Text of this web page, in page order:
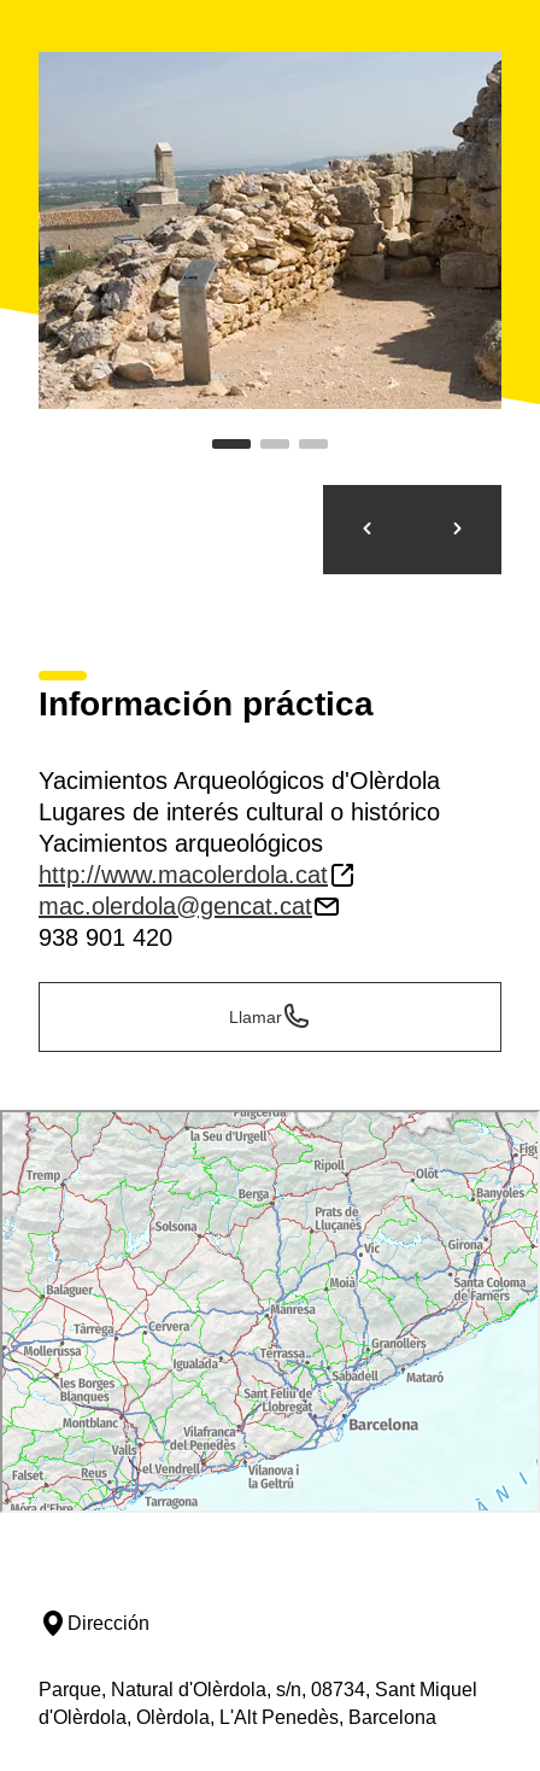
Conjunt Històric d'Olèrdola, reformado en 1998 y con
un discurso museográfico adapatado a los nuevos
Durante el año ofrecenvisitas guiadasy
teatralizadasdel conjunto monumental. Además, hay
una ruta circular al castillo programada para los más
excursionistas. La visita al recinto arqueológico tiene
una duración de una hora aproximadamente e
incluye: la muralla y la cisterna romanas, el área de
prensado y la bodega medieval, la casa ibérica, casas
y silos medievales, pedrera romana y medieval, la
iglesia de Sant Miquel, el Castell Medieval y la
Información práctica
Yacimientos Arqueológicos d'Olèrdola
Lugares de interés cultural o histórico
Yacimientos arqueológicos
http://www.macolerdola.cat
mac.olerdola@gencat.cat
938 901 420
Llamar
Dirección
Parque, Natural d'Olèrdola, s/n, 08734, Sant Miquel
d'Olèrdola, Olèrdola, L'Alt Penedès, Barcelona